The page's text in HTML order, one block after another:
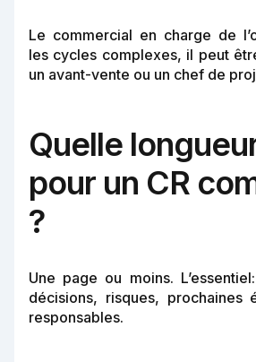
Le commercial en charge de
les cycles complexes, il peut
un avant-vente ou un chef de
Quelle
pour un CR
?
Une page ou moins.
décisions, risques, prochaines
responsables.